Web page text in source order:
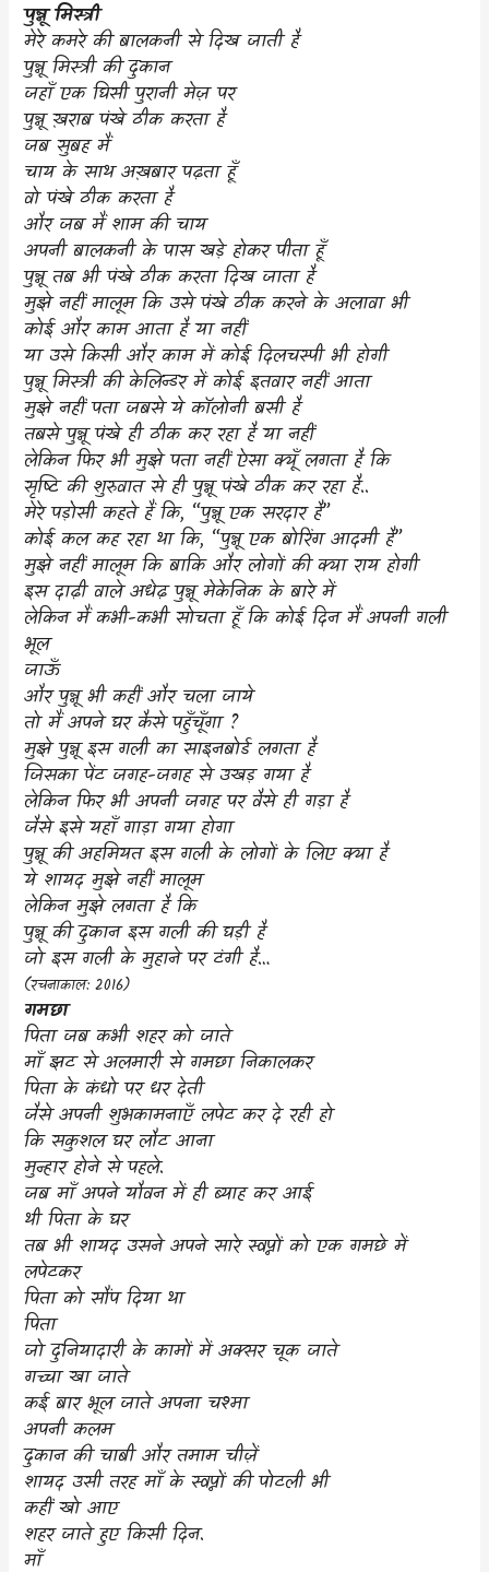
पुन्नू मिस्त्री
मेरे कमरे की बालकनी से दिख जाती है
पुन्नू मिस्त्री की दुकान
जहाँ एक घिसी पुरानी मेज़ पर
पुन्नू ख़राब पंखे ठीक करता है
जब सुबह मैं
चाय के साथ अख़बार पढ़ता हूँ
वो पंखे ठीक करता है
और जब मैं शाम की चाय
अपनी बालकनी के पास खड़े होकर पीता हूँ
पुन्नू तब भी पंखे ठीक करता दिख जाता है
मुझे नहीं मालूम कि उसे पंखे ठीक करने के अलावा भी
कोई और काम आता है या नहीं
या उसे किसी और काम में कोई दिलचस्पी भी होगी
पुन्नू मिस्त्री की केलिन्डर में कोई इतवार नहीं आता
मुझे नहीं पता जबसे ये कॉलोनी बसी है
तबसे पुन्नू पंखे ही ठीक कर रहा है या नहीं
लेकिन फिर भी मुझे पता नहीं ऐसा क्यूँ लगता है कि
सृष्टि की शुरुवात से ही पुन्नू पंखे ठीक कर रहा है..
मेरे पड़ोसी कहते हैं कि, “पुन्नू एक सरदार है”
कोई कल कह रहा था कि, “पुन्नू एक बोरिंग आदमी है”
मुझे नहीं मालूम कि बाकि और लोगों की क्या राय होगी
इस दाढ़ी वाले अधेढ़ पुन्नू मेकेनिक के बारे में
लेकिन मैं कभी-कभी सोचता हूँ कि कोई दिन मैं अपनी गली
भूल
जाऊँ
और पुन्नू भी कहीं और चला जाये
तो मैं अपने घर कैसे पहुँचूँगा ?
मुझे पुन्नू इस गली का साइनबोर्ड लगता है
जिसका पेंट जगह-जगह से उखड़ गया है
लेकिन फिर भी अपनी जगह पर वैसे ही गड़ा है
जैसे इसे यहाँ गाड़ा गया होगा
पुन्नू की अहमियत इस गली के लोगों के लिए क्या है
ये शायद मुझे नहीं मालूम
लेकिन मुझे लगता है कि
पुन्नू की दुकान इस गली की घड़ी है
जो इस गली के मुहाने पर टंगी है…
(रचनाकाल:2016)
गमछा
पिता जब कभी शहर को जाते
माँ झट से अलमारी से गमछा निकालकर
पिता के कंधो पर धर देती
जैसे अपनी शुभकामनाएँ लपेट कर दे रही हो
कि सकुशल घर लौट आना
मुन्हार होने से पहले.
जब माँ अपने यौवन में ही ब्याह कर आई
थी पिता के घर
तब भी शायद उसने अपने सारे स्वप्नों को एक गमछे में
लपेटकर
पिता को सौंप दिया था
पिता
जो दुनियादारी के कामों में अक्सर चूक जाते
गच्चा खा जाते
कई बार भूल जाते अपना चश्मा
अपनी कलम
दुकान की चाबी और तमाम चीज़ें
शायद उसी तरह माँ के स्वप्नों की पोटली भी
कहीं खो आए
शहर जाते हुए किसी दिन.
माँ